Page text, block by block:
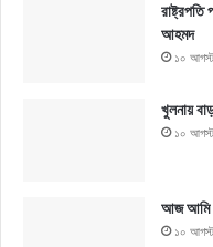
আহমদ
১০
খুলনায়
১০
আজ আমি
১০